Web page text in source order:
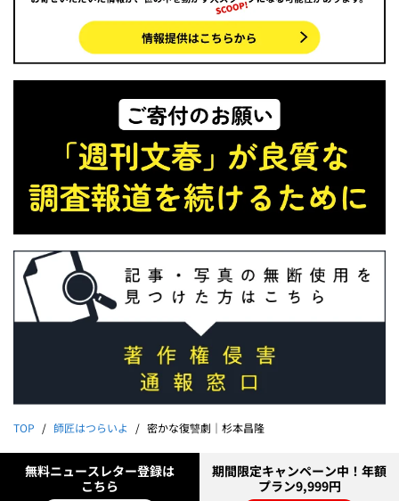
TOP 師匠はつらいよ 密かな復讐劇｜杉本昌隆
無料ニュースレター登録は
こちら
期間限定キャンペーン中！年額
プラン9,999円